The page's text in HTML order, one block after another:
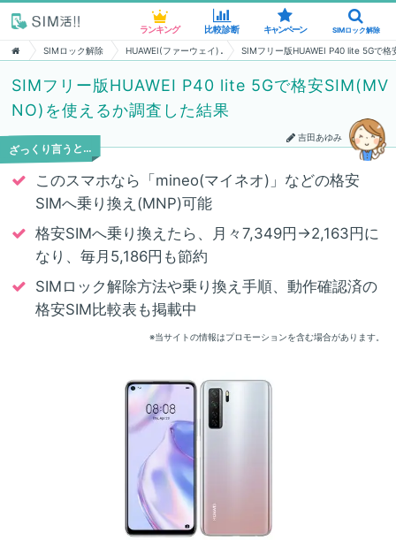
ランキング 比較診断 キャンペーン SIMロック解除
SIMロック解除 HUAWEI(ファーウェイ) SIMフリー版HUAWEI P40 lite 5Gで
SIMフリー版HUAWEI P40 lite 5Gで格安SIM(MV
NO)を使えるか調査した結果
吉田あゆみ
ざっくり言うと…
このスマホなら「mineo(マイネオ)」などの格安
SIMへ乗り換え(MNP)可能
格安SIMへ乗り換えたら、月々7,349円→2,163円に
なり、毎月5,186円も節約
SIMロック解除方法や乗り換え手順、動作確認済の
格安SIM比較表も掲載中
※当サイトの情報はプロモーションを含む場合があります。
ランキング 比較診断 キャンペーン SIMロック解除